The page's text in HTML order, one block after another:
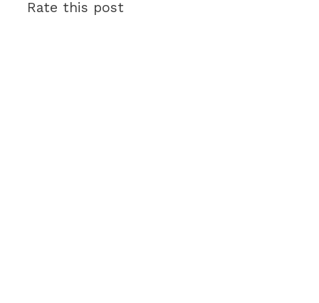
Rate this post